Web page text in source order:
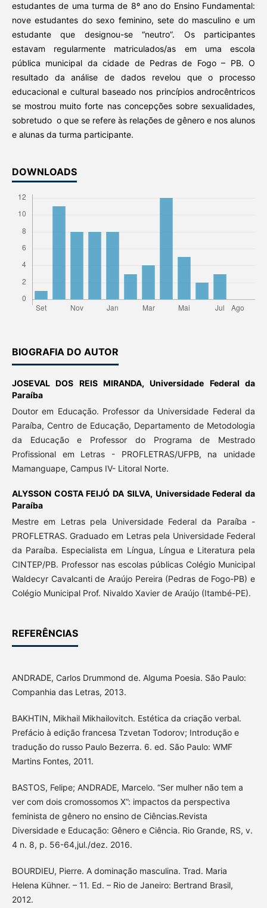
estudantes de uma turma de 8º ano do Ensino Fundamental:
nove estudantes do sexo feminino, sete do masculino e um
estudante que designou-se “neutro”. Os participantes
estavam regularmente matriculados/as em uma escola
pública municipal da cidade de Pedras de Fogo – PB. O
resultado da análise de dados revelou que o processo
educacional e cultural baseado nos princípios androcêntricos
se mostrou muito forte nas concepções sobre sexualidades,
sobretudo o que se refere às relações de gênero e nos alunos
e alunas da turma participante.
DOWNLOADS
BIOGRAFIA DO AUTOR
JOSEVAL DOS REIS MIRANDA,Universidade Federal da
Paraíba
Doutor em Educação. Professor da Universidade Federal da
Paraíba, Centro de Educação, Departamento de Metodologia
da Educação e Professor do Programa de Mestrado
Profissional em Letras - PROFLETRAS/UFPB, na unidade
Mamanguape, Campus IV- Litoral Norte.
ALYSSON COSTA FEIJÓ DA SILVA, Universidade Federal da
Paraíba
Mestre em Letras pela Universidade Federal da Paraíba -
PROFLETRAS. Graduado em Letras pela Universidade Federal
da Paraíba. Especialista em Língua, Língua e Literatura pela
CINTEP/PB. Professor nas escolas públicas Colégio Municipal
Waldecyr Cavalcanti de Araújo Pereira (Pedras de Fogo-PB) e
Colégio Municipal Prof. Nivaldo Xavier de Araújo (Itambé-PE).
REFERÊNCIAS
ANDRADE, Carlos Drummond de. Alguma Poesia. São Paulo:
Companhia das Letras, 2013.
BAKHTIN, Mikhail Mikhailovitch. Estética da criação verbal.
Prefácio à edição francesa Tzvetan Todorov; Introdução e
tradução do russo Paulo Bezerra. 6. ed. São Paulo: WMF
Martins Fontes, 2011.
BASTOS, Felipe; ANDRADE, Marcelo. “Ser mulher não tem a
ver com dois cromossomos X”: impactos da perspectiva
feminista de gênero no ensino de Ciências.Revista
Diversidade e Educação: Gênero e Ciência. Rio Grande, RS, v.
4 n. 8, p. 56-64,jul./dez. 2016.
BOURDIEU, Pierre. A dominação masculina. Trad. Maria
Helena Kühner. – 11. Ed. – Rio de Janeiro: Bertrand Brasil,
2012.